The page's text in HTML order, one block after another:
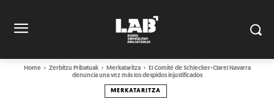
Home Zerbitzu Pribatuak Merkataritza
El Comité de Schlecker-Clarel Navarra
denuncia una vez más los despidos injustificados
MERKATARITZA